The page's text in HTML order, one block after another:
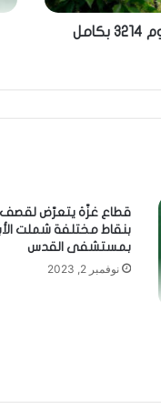
الاتحاد العمالي: لإلغاء المرسوم 3214 بكامل
قطاع غزّة يتعرّض لقصف
بنقاط مختلفة شملت
بمستشفى القدس
نوفمبر 2, 2023